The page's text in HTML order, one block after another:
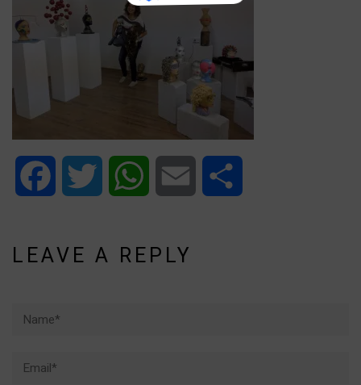
Facebook Twitter WhatsApp Email
LEAVE A REPLY